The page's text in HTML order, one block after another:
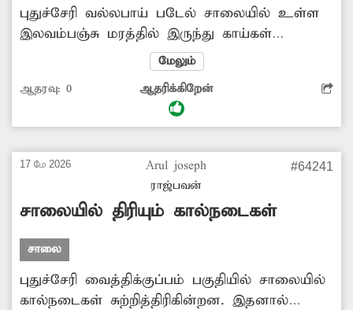
புதுச்சேரி வல்லபாய் படேல் சாலையில் உள்ள
இலவம்பஞ்சு மரத்தில் இருந்து காய்கள்
வெடித்து சிதறுகிறது. இதனால் பஞ்சு பறப்பதால்
வாகன ஓட்டிகள், பொதுமக்கள் பெரிதும் அவதி
அடைகின்றனர். இதுகுறித்து சம்பந்தப்பட்ட
அதிகாரிகள் நடவடிக்கை எடுக்க வேண்டும்.
மேலும்
ஆதரவு: 0 ஆதரிக்கிறேன்
17 மே 2026
Arul joseph
ராஜ்பவன்
#64241
சாலையில் திரியும் கால்நடைகள்
சாலை
புதுச்சேரி வைத்திக்குப்பம் பகுதியில் சாலையில்
கால்நடைகள் சுற்றித்திரிகின்றன. இதனால்